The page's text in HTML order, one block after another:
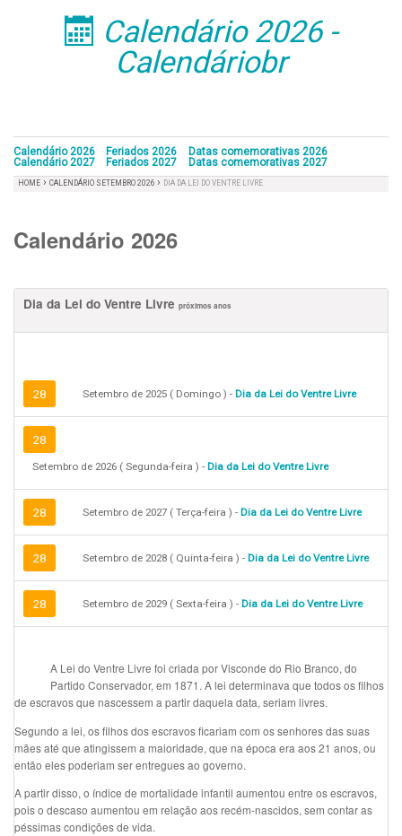
󰁣 Calendário 2026 -
Calendáriobr
Calendário 2026 Feriados 2026
Datas comemorativas 2026
Calendário 2027
Feriados 2027 Datas comemorativas 2027
HOME › CALENDÁRIO SETEMBRO 2026 › DIA DA LEI DO VENTRE LIVRE
Calendário 2026
Dia da Lei do Ventre Livre próximos anos
28 Setembro de 2025 ( Domingo ) - Dia da Lei do Ventre Livre
28
Setembro de 2026 ( Segunda-feira ) - Dia da Lei do Ventre Livre
28 Setembro de 2027 ( Terça-feira ) - Dia da Lei do Ventre Livre
28 Setembro de 2028 ( Quinta-feira ) - Dia da Lei do Ventre Livre
28 Setembro de 2029 ( Sexta-feira ) - Dia da Lei do Ventre Livre
A Lei do Ventre Livre foi criada por Visconde do Rio Branco, do
Partido Conservador, em 1871. A lei determinava que todos os filhos
de escravos que nascessem a partir daquela data, seriam livres.
Segundo a lei, os filhos dos escravos ficariam com os senhores das suas
mães até que atingissem a maioridade, que na época era aos 21 anos, ou
então eles poderiam ser entregues ao governo.
A partir disso, o índice de mortalidade infantil aumentou entre os escravos,
pois o descaso aumentou em relação aos recém-nascidos, sem contar as
péssimas condições de vida.